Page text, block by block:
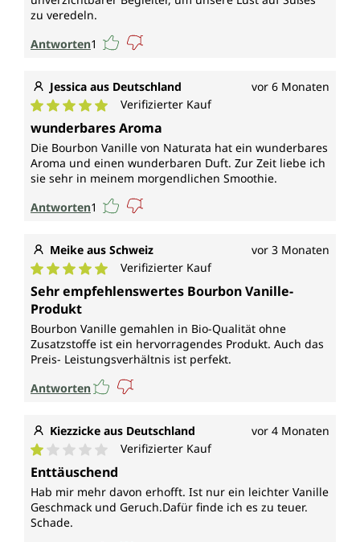
zu veredeln.
Antworten1
Jessica aus Deutschland vor 6 Monaten
Durchschnittliche Bewertung von 5 von 5 Sternen
Verifizierter Kauf
wunderbares Aroma
Die Bourbon Vanille von Naturata hat ein wunderbares
Aroma und einen wunderbaren Duft. Zur Zeit liebe ich
sie sehr in meinem morgendlichen Smoothie.
Antworten1
Meike aus Schweiz vor 3 Monaten
Durchschnittliche Bewertung von 5 von 5 Sternen
Verifizierter Kauf
Sehr empfehlenswertes Bourbon Vanille-
Produkt
Bourbon Vanille gemahlen in Bio-Qualität ohne
Zusatzstoffe ist ein hervorragendes Produkt. Auch das
Preis- Leistungsverhältnis ist perfekt.
Antworten
Kiezzicke aus Deutschland vor 4 Monaten
Durchschnittliche Bewertung von 1 von 5 Sternen
Verifizierter Kauf
Enttäuschend
Hab mir mehr davon erhofft. Ist nur ein leichter Vanille
Geschmack und Geruch.Dafür finde ich es zu teuer.
Schade.